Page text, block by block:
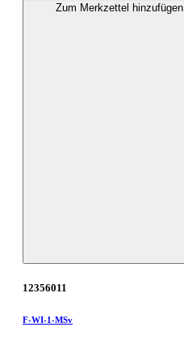
Zum Merkzettel hinzufügen
12356011
F-WI-1-MSv